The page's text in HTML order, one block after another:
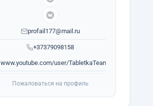
+37379098158
profail177@mail.ru
www.youtube.com/user/TabletkaTeam
Пожаловаться на профиль